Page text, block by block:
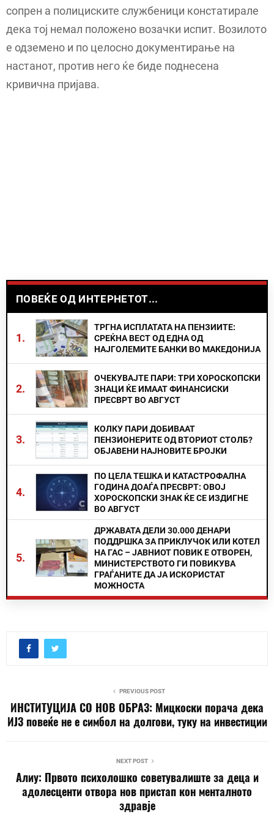
сопрен а полициските службеници констатирале
дека тој немал положено возачки испит. Возилото
е одземено и по целосно документирање на
настанот, против него ќе биде поднесена
кривична пријава.
ПОВЕЌЕ ОД ИНТЕРНЕТОТ...
1.
ТРГНА ИСПЛАТАТА НА ПЕНЗИИТЕ:
СРЕЌНА ВЕСТ ОД ЕДНА ОД
НАЈГОЛЕМИТЕ БАНКИ ВО МАКЕДОНИЈА
2.
ОЧЕКУВАЈТЕ ПАРИ: ТРИ ХОРОСКОПСКИ
ЗНАЦИ ЌЕ ИМААТ ФИНАНСИСКИ
ПРЕСВРТ ВО АВГУСТ
3.
КОЛКУ ПАРИ ДОБИВААТ
ПЕНЗИОНЕРИТЕ ОД ВТОРИОТ СТОЛБ?
ОБЈАВЕНИ НАЈНОВИТЕ БРОЈКИ
4.
ПО ЦЕЛА ТЕШКА И КАТАСТРОФАЛНА
ГОДИНА ДОАЃА ПРЕСВРТ: ОВОЈ
ХОРОСКОПСКИ ЗНАК ЌЕ СЕ ИЗДИГНЕ
ВО АВГУСТ
5.
ДРЖАВАТА ДЕЛИ 30.000 ДЕНАРИ
ПОДДРШКА ЗА ПРИКЛУЧОК ИЛИ КОТЕЛ
НА ГАС – ЈАВНИОТ ПОВИК Е ОТВОРЕН,
МИНИСТЕРСТВОТО ГИ ПОВИКУВА
ГРАЃАНИТЕ ДА ЈА ИСКОРИСТАТ
МОЖНОСТА
PREVIOUS POST
ИНСТИТУЦИЈА СО НОВ ОБРАЗ: Мицкоски порача дека
ИЈЗ повеќе не е симбол на долгови, туку на инвестиции
NEXT POST
Алиу: Првото психолошко советувалиште за деца и
адолесценти отвора нов пристап кон менталното
здравје